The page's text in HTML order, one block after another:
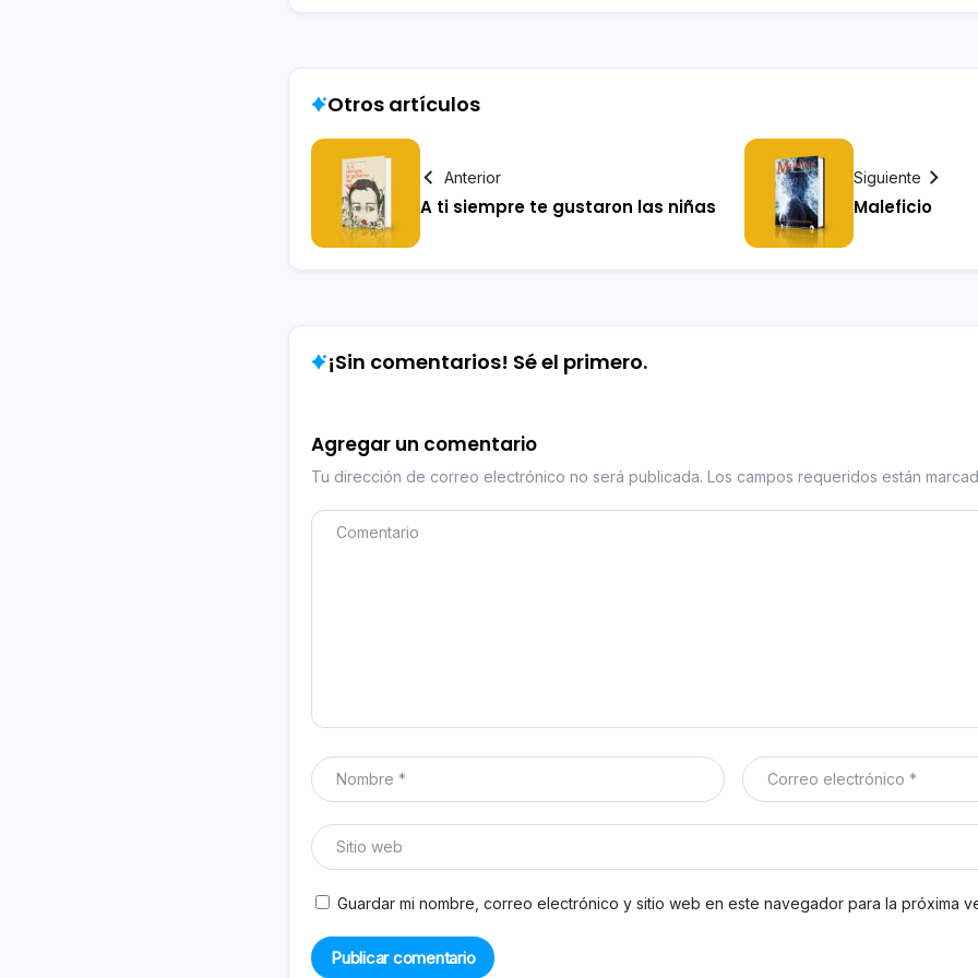
Otros artículos
Anterior
A ti siempre te gustaron las niñas
Siguiente
Maleficio
¡Sin comentarios! Sé el primero.
Agregar un comentario
Tu dirección de correo electrónico no será publicada. Los campos requeridos están
Guardar mi nombre, correo electrónico y sitio web en este navegador para la próxima